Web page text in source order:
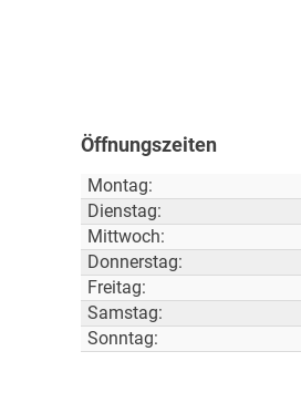
Öffnungszeiten
Montag:
Dienstag:
Mittwoch:
Donnerstag:
Freitag:
Samstag:
Sonntag: